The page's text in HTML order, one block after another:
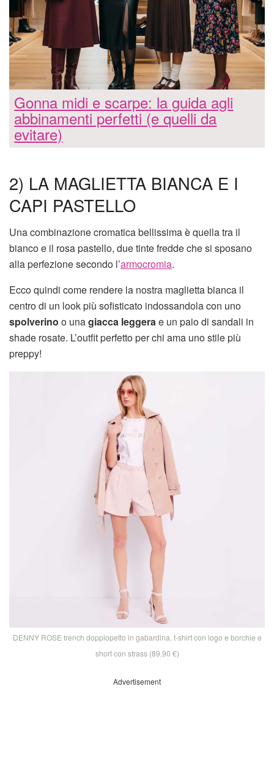
Gonna midi e scarpe: la guida agli
abbinamenti perfetti (e quelli da
evitare)
2) LA MAGLIETTA BIANCA E I
CAPI PASTELLO
Una combinazione cromatica bellissima è quella tra il
bianco e il rosa pastello, due tinte fredde che si sposano
alla perfezione secondo l’armocromia.
Ecco quindi come rendere la nostra maglietta bianca il
centro di un look più sofisticato indossandola con uno
spolverino o unagiacca leggerae un paio di sandali in
shade rosate. L’outfit perfetto per chi ama uno stile più
preppy!
DENNY ROSE trench doppiopetto in gabardina, t-shirt con logo e borchie e
short con strass (89,90 €)
Advertisement